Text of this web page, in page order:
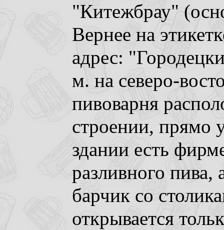
"Китежбрау"
Вернее на
адрес:
м. на северо-
пивоварня
строении, прямо
здании есть
разливного
барчик со
открывается